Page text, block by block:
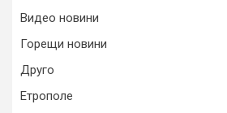
Видео новини
Горещи новини
Друго
Етрополе